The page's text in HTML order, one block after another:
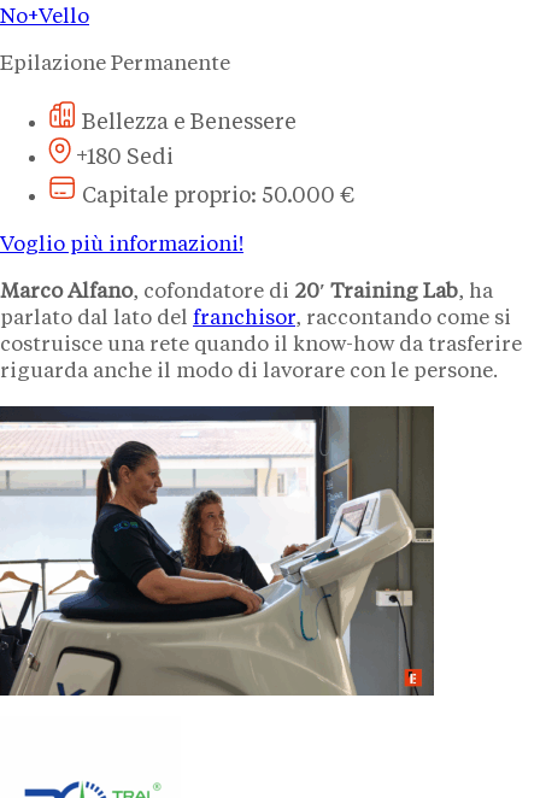
No+Vello
Epilazione Permanente
Bellezza e Benessere
+180 Sedi
Capitale proprio: 50.000 €
Voglio più informazioni!
Marco Alfano, cofondatore di 20′ Training Lab, ha
parlato dal lato del franchisor, raccontando come si
costruisce una rete quando il know-how da trasferire
riguarda anche il modo di lavorare con le persone.